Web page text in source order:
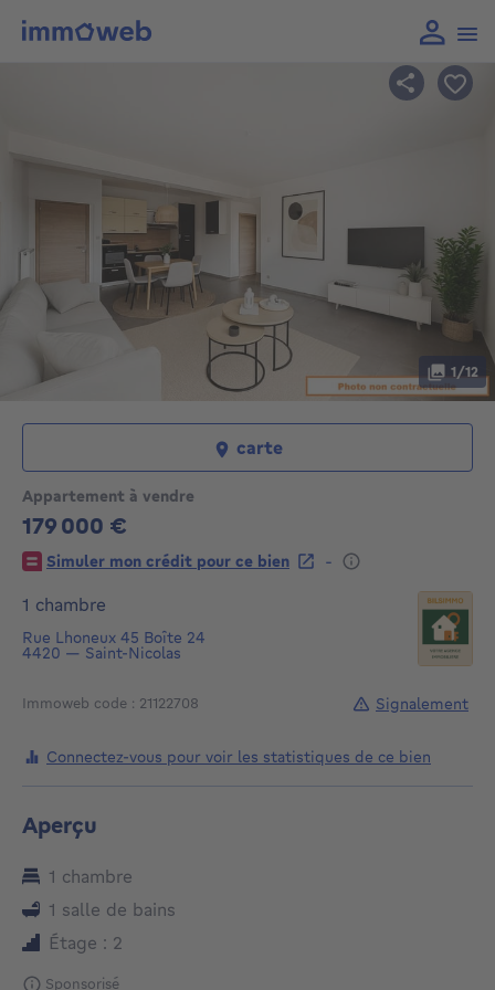
Appartement à vendre
179 000 €
179000€
Simuler mon crédit pour ce bien
-
1 chambre
Rue Lhoneux 45 Boîte 24
4420 — Saint-Nicolas
Immoweb code : 21122708
1/12
carte
Connectez-vous pour voir les statistiques de ce bien
Signalement
Aperçu
1 chambre
1 salle de bains
Étage : 2
Sponsorisé